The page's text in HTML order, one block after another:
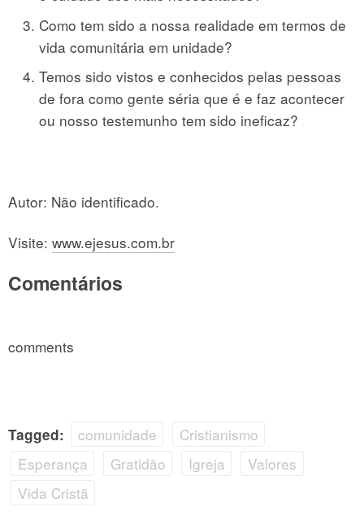
Como tem sido a nossa realidade em termos de
vida comunitária em unidade?
Temos sido vistos e conhecidos pelas pessoas
de fora como gente séria que é e faz acontecer
ou nosso testemunho tem sido ineficaz?
Autor: Não identificado.
Visite: www.ejesus.com.br
Comentários
comments
Tagged: comunidade
Cristianismo
Esperança
Gratidão Igreja
Valores
Vida Cristã